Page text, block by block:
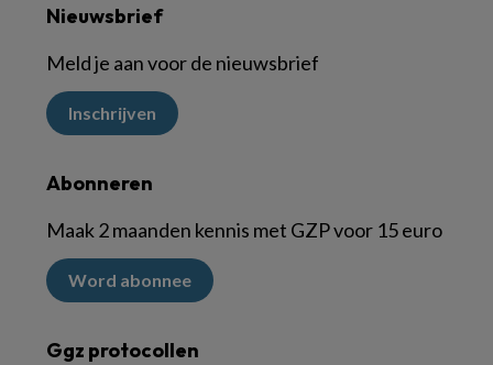
Nieuwsbrief
Meld je aan voor de nieuwsbrief
Inschrijven
Abonneren
Maak 2 maanden kennis met GZP voor 15 euro
Word abonnee
Ggz protocollen